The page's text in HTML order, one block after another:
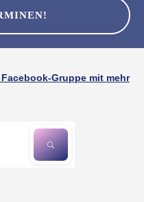
Gruppe mit mehr